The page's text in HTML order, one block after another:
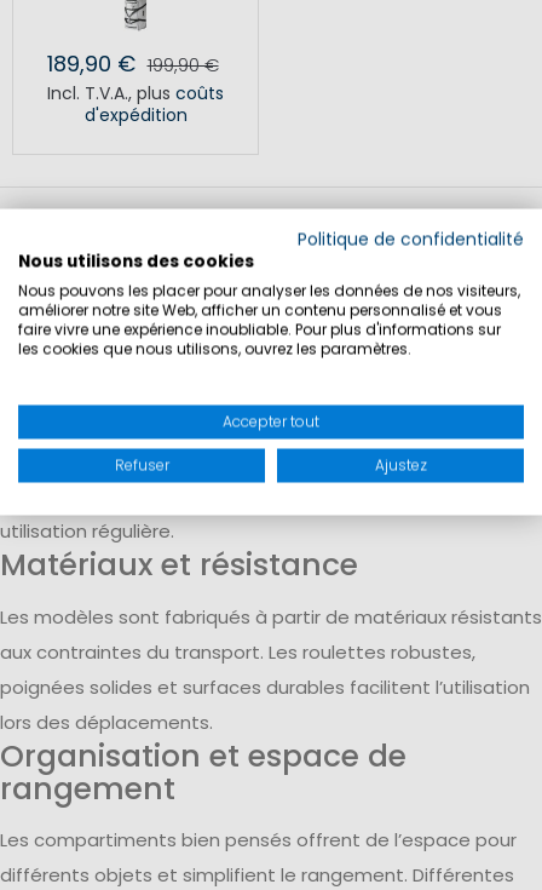
189,90 € 199,90 €
Incl. T.V.A., plus coûts
d'expédition
Sacs de voyage et valises pour des
déplacements flexibles
types de voyages, des courts séjours aux longs
déplacements. Ils permettent de transporter vêtements
utilisation régulière.
Matériaux et résistance
Les modèles sont fabriqués à partir de matériaux résistants
aux contraintes du transport. Les roulettes robustes,
poignées solides et surfaces durables facilitent l’utilisation
lors des déplacements.
Organisation et espace de
rangement
Les compartiments bien pensés offrent de l’espace pour
différents objets et simplifient le rangement. Différentes
Politique de confidentialité
Nous utilisons des cookies
Nous pouvons les placer pour analyser les données de nos visiteurs,
améliorer notre site Web, afficher un contenu personnalisé et vous
faire vivre une expérience inoubliable. Pour plus d'informations sur
les cookies que nous utilisons, ouvrez les paramètres.
Accepter tout
Refuser Ajustez